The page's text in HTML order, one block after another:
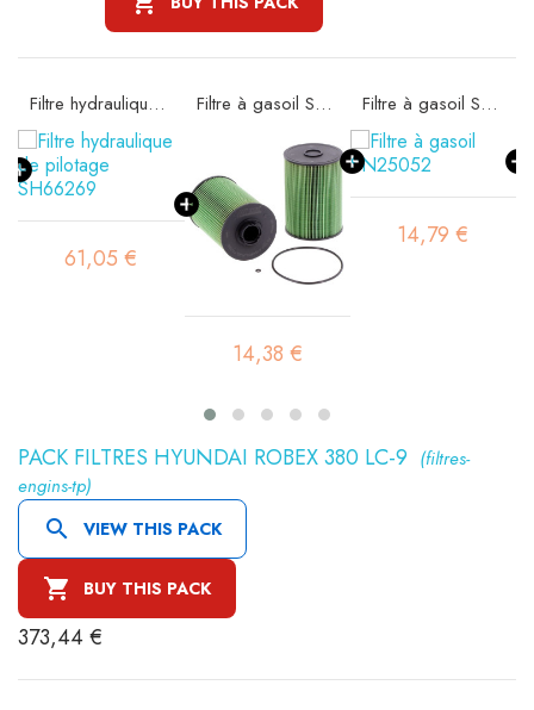
Filtre hydraulique de pilotage SH66269
61,05 €
Filtre à gasoil SN25045
14,38 €
Filtre à gasoil SN25052
14,79 €
PACK FILTRES HYUNDAI ROBEX 380 LC-9 (filtres-
engins-tp)
 VIEW THIS PACK
 BUY THIS PACK
373,44 €